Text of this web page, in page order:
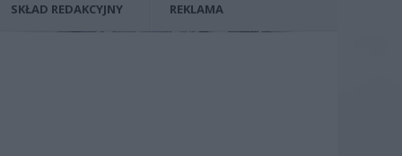
SKŁAD REDAKCYJNY REKLAMA